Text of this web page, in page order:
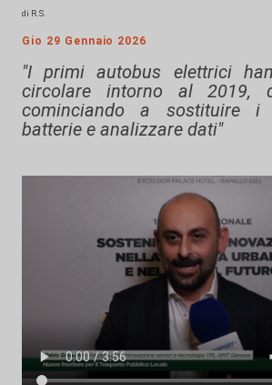
di R.S.
Gio 29 Gennaio 2026
"I primi autobus elettrici
circolare intorno al 2019,
cominciando a sostituire i
batterie e analizzare dati"